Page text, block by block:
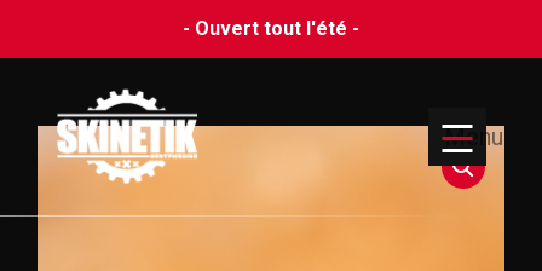
- Ouvert tout l'été -
Menu